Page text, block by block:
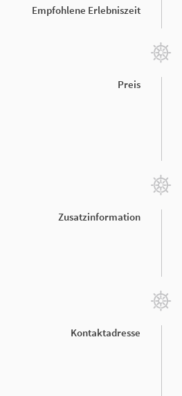
Empfohlene Erlebniszeit
Preis
Zusatzinformation
Kontaktadresse